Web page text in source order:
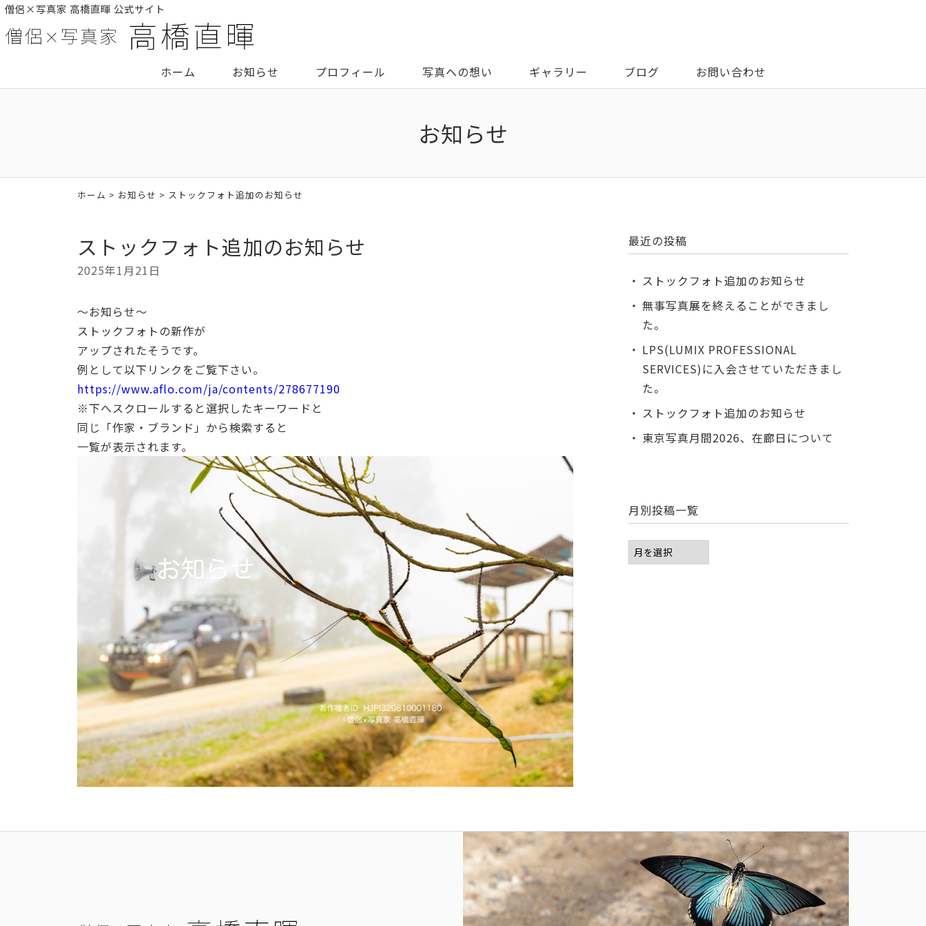
僧侶×写真家 高橋直暉 公式サイト
ホーム お知らせ プロフィール 写真への想い ギャラリー ブログ お問い合わせ
お知らせ
ホーム > お知らせ > ストックフォト追加のお知らせ
ストックフォト追加のお知らせ
2025年1月21日
〜お知らせ〜
ストックフォトの新作が
アップされたそうです。
例として以下リンクをご覧下さい。
https://www.aflo.com/ja/contents/278677190
※下へスクロールすると選択したキーワードと
同じ「作家・ブランド」から検索すると
一覧が表示されます。
最近の投稿
ストックフォト追加のお知らせ
無事写真展を終えることができまし
た。
LPS(LUMIX PROFESSIONAL
SERVICES)に入会させていただきまし
た。
ストックフォト追加のお知らせ
東京写真月間2026、在廊日について
月別投稿一覧